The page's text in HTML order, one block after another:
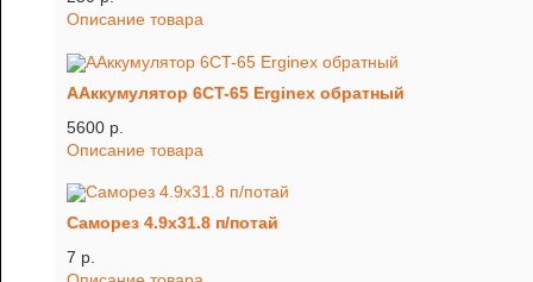
Описание товара
ААккумулятор 6CT-65 Erginex обратный
5600 p.
Описание товара
Саморез 4.9х31.8 п/потай
7 p.